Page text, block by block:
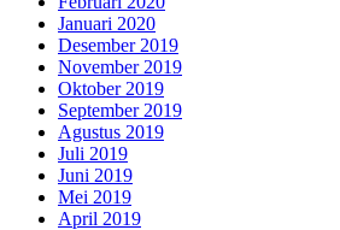
Januari 2020
Desember 2019
November 2019
Oktober 2019
September 2019
Agustus 2019
Juli 2019
Juni 2019
Mei 2019
April 2019